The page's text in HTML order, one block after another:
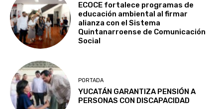
ECOCE fortalece programas de
educación ambiental al firmar
alianza con el Sistema
Quintanarroense de Comunicación
Social
PORTADA
YUCATÁN GARANTIZA PENSIÓN A
PERSONAS CON DISCAPACIDAD